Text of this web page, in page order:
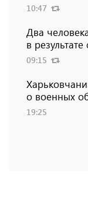
10:47
Два
в
09:15
о военных
19:25